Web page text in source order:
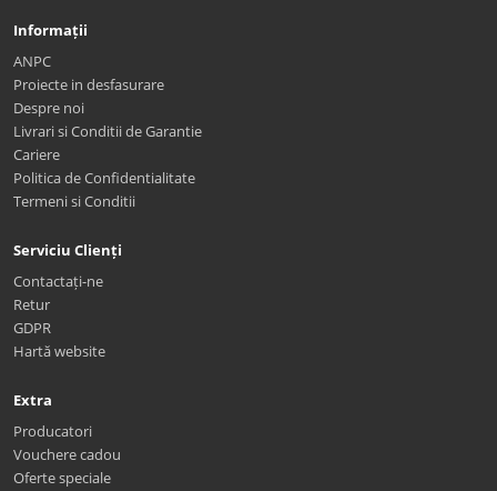
Informații
ANPC
Proiecte in desfasurare
Despre noi
Livrari si Conditii de Garantie
Cariere
Politica de Confidentialitate
Termeni si Conditii
Serviciu Clienți
Contactați-ne
Retur
GDPR
Hartă website
Extra
Producatori
Vouchere cadou
Oferte speciale